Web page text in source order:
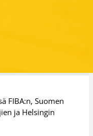
FIBA:n, Suomen
ja Helsingin